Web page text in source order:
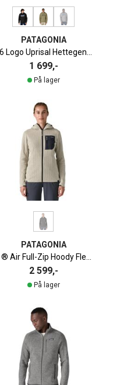
PATAGONIA
1 699,-
På lager
PATAGONIA
R1® Air Full-Zip Hoody Fleecejakke Dame
2 599,-
På lager